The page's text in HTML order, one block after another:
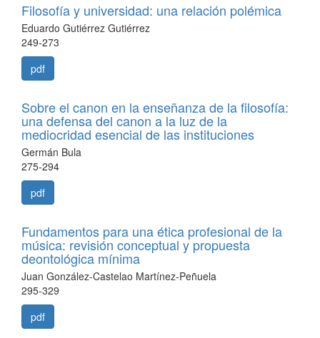
Filosofía y universidad: una relación polémica
Eduardo Gutiérrez Gutiérrez
249-273
pdf
Sobre el canon en la enseñanza de la filosofía:
una defensa del canon a la luz de la
mediocridad esencial de las instituciones
Germán Bula
275-294
pdf
Fundamentos para una ética profesional de la
música: revisión conceptual y propuesta
deontológica mínima
Juan González-Castelao Martínez-Peñuela
295-329
pdf